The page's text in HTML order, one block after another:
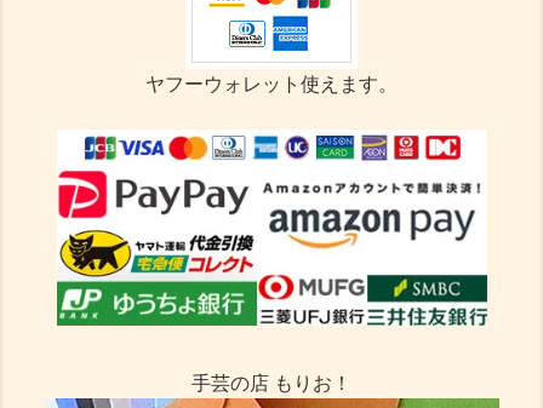
ヤフーウォレット使えます。
手芸の店 もりお！